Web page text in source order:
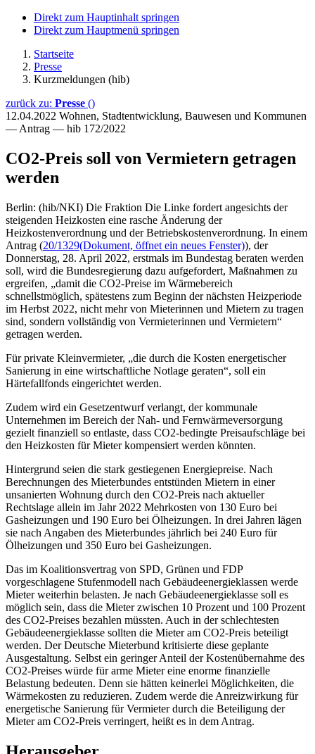
Direkt zum Hauptinhalt springen
Direkt zum Hauptmenü springen
Startseite
Presse
Kurzmeldungen (hib)
zurück zu: Presse ()
12.04.2022 Wohnen, Stadtentwicklung, Bauwesen und Kommunen
— Antrag — hib 172/2022
CO2-Preis soll von Vermietern getragen
werden
Berlin: (hib/NKI) Die Fraktion Die Linke fordert angesichts der
steigenden Heizkosten eine rasche Änderung der
Heizkostenverordnung und der Betriebskostenverordnung. In einem
Antrag (20/1329(Dokument, öffnet ein neues Fenster)), der
Donnerstag, 28. April 2022, erstmals im Bundestag beraten werden
soll, wird die Bundesregierung dazu aufgefordert, Maßnahmen zu
ergreifen, „damit die CO2-Preise im Wärmebereich
schnellstmöglich, spätestens zum Beginn der nächsten Heizperiode
im Herbst 2022, nicht mehr von Mieterinnen und Mietern zu tragen
sind, sondern vollständig von Vermieterinnen und Vermietern“
getragen werden.
Für private Kleinvermieter, „die durch die Kosten energetischer
Sanierung in eine wirtschaftliche Notlage geraten“, soll ein
Härtefallfonds eingerichtet werden.
Zudem wird ein Gesetzentwurf verlangt, der kommunale
Unternehmen im Bereich der Nah- und Fernwärmeversorgung
gezielt finanziell so entlaste, dass CO2-bedingte Preisaufschläge bei
den Heizkosten für Mieter kompensiert werden könnten.
Hintergrund seien die stark gestiegenen Energiepreise. Nach
Berechnungen des Mieterbundes entstünden Mietern in einer
unsanierten Wohnung durch den CO2-Preis nach aktueller
Rechtslage allein im Jahr 2022 Mehrkosten von 130 Euro bei
Gasheizungen und 190 Euro bei Ölheizungen. In drei Jahren lägen
sie nach Angaben des Mieterbundes jährlich bei 240 Euro für
Ölheizungen und 350 Euro bei Gasheizungen.
Das im Koalitionsvertrag von SPD, Grünen und FDP
vorgeschlagene Stufenmodell nach Gebäudeenergieklassen werde
Mieter weiterhin belasten. Je nach Gebäudeenergieklasse soll es
möglich sein, dass die Mieter zwischen 10 Prozent und 100 Prozent
des CO2-Preises bezahlen müssten. Auch in der schlechtesten
Gebäudeenergieklasse sollten die Mieter am CO2-Preis beteiligt
werden. Der Deutsche Mieterbund kritisierte diese geplante
Ausgestaltung. Selbst ein geringer Anteil der Kostenübernahme des
CO2-Preises würde für arme Mieter eine enorme finanzielle
Belastung bedeuten. Denn sie hätten keinerlei Möglichkeiten, die
Wärmekosten zu reduzieren. Zudem werde die Anreizwirkung für
energetische Sanierung für Vermieter durch die Beteiligung der
Mieter am CO2-Preis verringert, heißt es in dem Antrag.